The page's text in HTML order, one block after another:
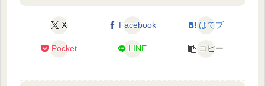
X Facebook はてブ
Pocket LINE コピー